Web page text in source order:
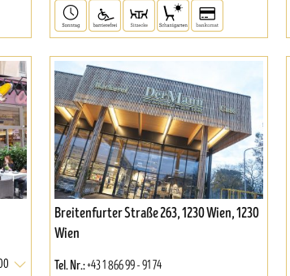
Breitenfurter Straße 263, 1230 Wien, 1230
Wien
Tel. Nr.:+43 1 866 99 - 91 74